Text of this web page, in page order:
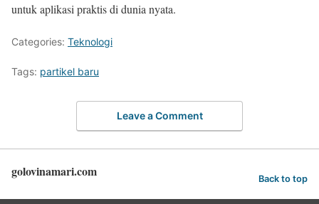
untuk aplikasi praktis di dunia nyata.
Categories: Teknologi
Tags: partikel baru
Leave a Comment
golovinamari.com Back to top